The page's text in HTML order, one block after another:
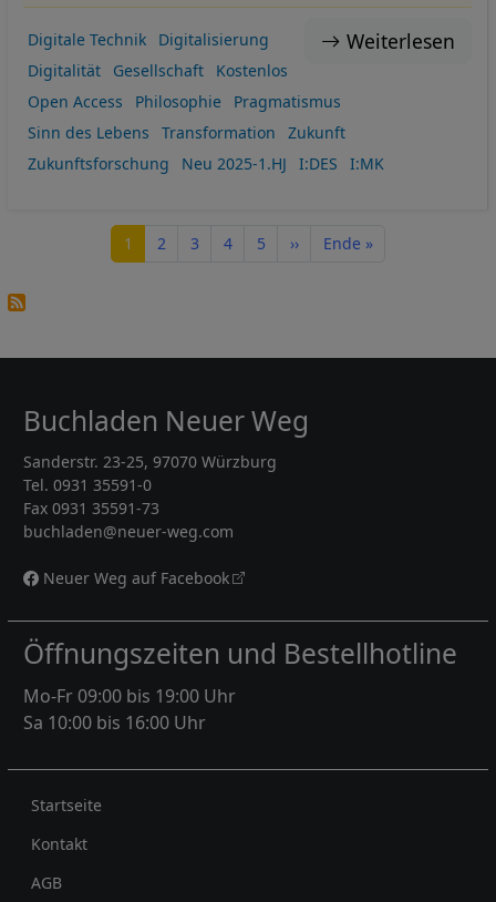
Weiterlesen
Digitale Technik
Digitalisierung
Digitalität
Gesellschaft
Kostenlos
Open Access
Philosophie
Pragmatismus
Sinn des Lebens
Transformation
Zukunft
Zukunftsforschung
Neu 2025-1.HJ I:DES I:MK
Seite
1 Seite
2 Seite
3 Seite
4 Seite
5 Nächste Seite
›› Letzte Seite
Ende »
Buchladen Neuer Weg
Sanderstr. 23-25, 97070 Würzburg
Tel. 0931 35591-0
Fax 0931 35591-73
buchladen@neuer-weg.com
Neuer Weg auf Facebook
Öffnungszeiten und Bestellhotline
Mo-Fr 09:00 bis 19:00 Uhr
Sa 10:00 bis 16:00 Uhr
Rechtliches
Startseite
Kontakt
AGB